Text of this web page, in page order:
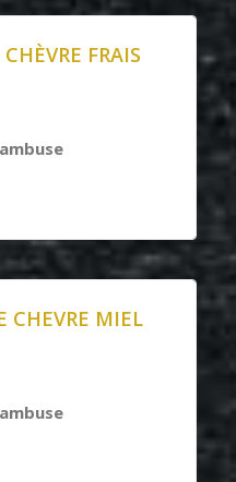
FRAIS
CHEVRE MIEL